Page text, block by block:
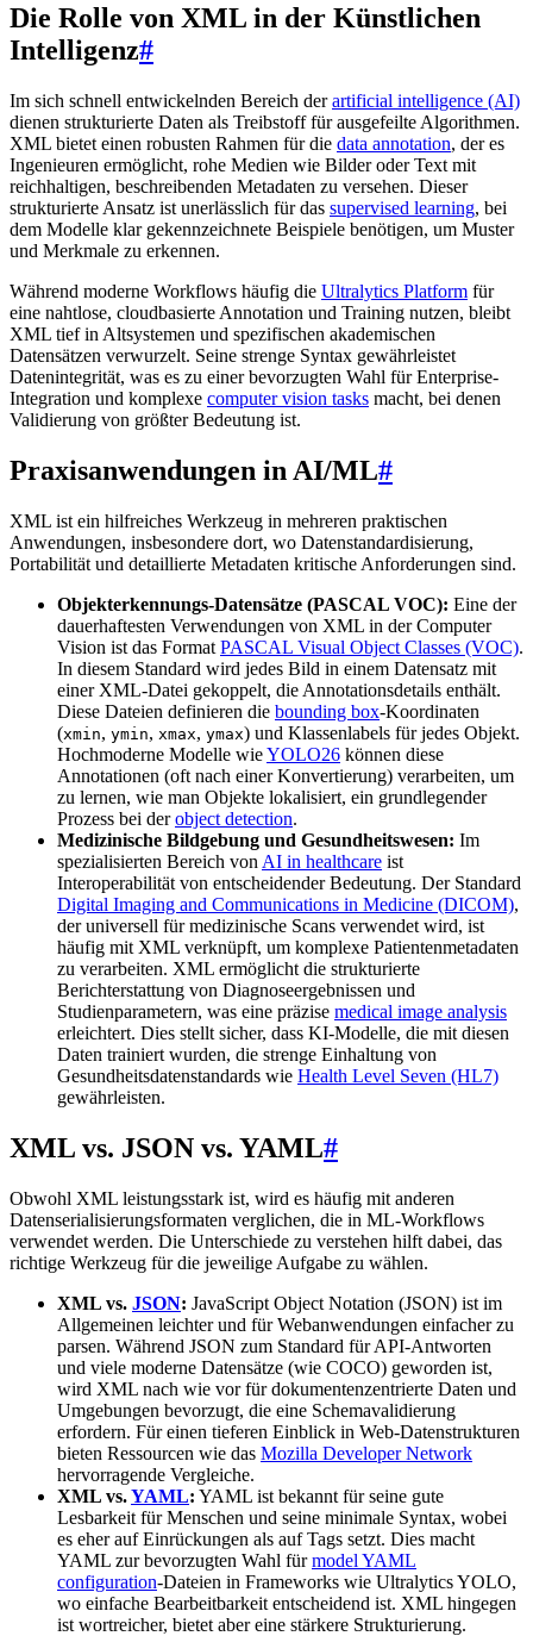
Die Rolle von XML in der Künstlichen
Intelligenz#
Im sich schnell entwickelnden Bereich derartificial intelligence (AI)
dienen strukturierte Daten als Treibstoff für ausgefeilte Algorithmen.
XML bietet einen robusten Rahmen für die data annotation, der es
Ingenieuren ermöglicht, rohe Medien wie Bilder oder Text mit
reichhaltigen, beschreibenden Metadaten zu versehen. Dieser
strukturierte Ansatz ist unerlässlich für das supervised learning, bei
dem Modelle klar gekennzeichnete Beispiele benötigen, um Muster
und Merkmale zu erkennen.
Während moderne Workflows häufig die Ultralytics Platform für
eine nahtlose, cloudbasierte Annotation und Training nutzen, bleibt
XML tief in Altsystemen und spezifischen akademischen
Datensätzen verwurzelt. Seine strenge Syntax gewährleistet
Datenintegrität, was es zu einer bevorzugten Wahl für Enterprise-
Integration und komplexe computer vision tasks macht, bei denen
Validierung von größter Bedeutung ist.
Praxisanwendungen in AI/ML#
XML ist ein hilfreiches Werkzeug in mehreren praktischen
Anwendungen, insbesondere dort, wo Datenstandardisierung,
Portabilität und detaillierte Metadaten kritische Anforderungen sind.
Objekterkennungs-Datensätze (PASCAL VOC): Eine der
dauerhaftesten Verwendungen von XML in der Computer
Vision ist das Format PASCAL Visual Object Classes (VOC).
In diesem Standard wird jedes Bild in einem Datensatz mit
einer XML-Datei gekoppelt, die Annotationsdetails enthält.
Diese Dateien definieren die bounding box-Koordinaten
(xmin, ymin, xmax, ymax) und Klassenlabels für jedes Objekt.
Hochmoderne Modelle wieYOLO26 können diese
Annotationen (oft nach einer Konvertierung) verarbeiten, um
zu lernen, wie man Objekte lokalisiert, ein grundlegender
Prozess bei derobject detection.
Medizinische Bildgebung und Gesundheitswesen: Im
spezialisierten Bereich von AI in healthcare ist
Interoperabilität von entscheidender Bedeutung. Der Standard
Digital Imaging and Communications in Medicine (DICOM),
der universell für medizinische Scans verwendet wird, ist
häufig mit XML verknüpft, um komplexe Patientenmetadaten
zu verarbeiten. XML ermöglicht die strukturierte
Berichterstattung von Diagnoseergebnissen und
Studienparametern, was eine präzise medical image analysis
erleichtert. Dies stellt sicher, dass KI-Modelle, die mit diesen
Daten trainiert wurden, die strenge Einhaltung von
Gesundheitsdatenstandards wie Health Level Seven (HL7)
gewährleisten.
XML vs. JSON vs. YAML#
Obwohl XML leistungsstark ist, wird es häufig mit anderen
Datenserialisierungsformaten verglichen, die in ML-Workflows
verwendet werden. Die Unterschiede zu verstehen hilft dabei, das
richtige Werkzeug für die jeweilige Aufgabe zu wählen.
XML vs. JSON: JavaScript Object Notation (JSON) ist im
Allgemeinen leichter und für Webanwendungen einfacher zu
parsen. Während JSON zum Standard für API-Antworten
und viele moderne Datensätze (wie COCO) geworden ist,
wird XML nach wie vor für dokumentenzentrierte Daten und
Umgebungen bevorzugt, die eine Schemavalidierung
erfordern. Für einen tieferen Einblick in Web-Datenstrukturen
bieten Ressourcen wie das Mozilla Developer Network
hervorragende Vergleiche.
XML vs.YAML: YAML ist bekannt für seine gute
Lesbarkeit für Menschen und seine minimale Syntax, wobei
es eher auf Einrückungen als auf Tags setzt. Dies macht
YAML zur bevorzugten Wahl fürmodel YAML
configuration-Dateien in Frameworks wie Ultralytics YOLO,
wo einfache Bearbeitbarkeit entscheidend ist. XML hingegen
ist wortreicher, bietet aber eine stärkere Strukturierung.